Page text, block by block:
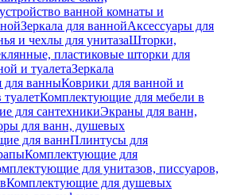
ванной комнаты и
Зеркала для ваннойАксессуары для
и чехлы для унитазаШторки,
пластиковые шторки для
и туалетаЗеркала
для ванныКоврики для ванной и
Комплектующие для мебели в
для сантехникиЭкраны для ванн,
для ванн, душевых
для ваннПлинтусы для
Комплектующие для
для унитазов, писсуаров,
Комплектующие для душевых